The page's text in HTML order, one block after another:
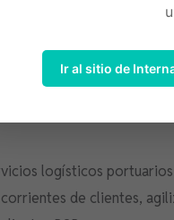
logísticos
de clientes,
Ir al sitio de